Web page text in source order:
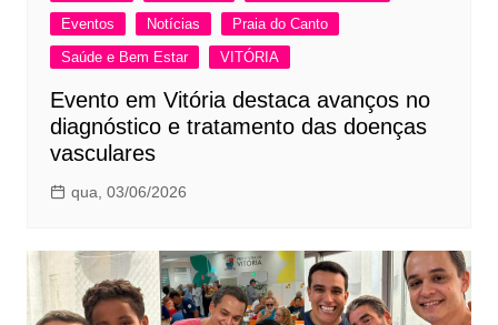
Eventos
Notícias
Praia do Canto
Saúde e Bem Estar
VITÓRIA
Evento em Vitória destaca avanços no
diagnóstico e tratamento das doenças
vasculares
qua, 03/06/2026